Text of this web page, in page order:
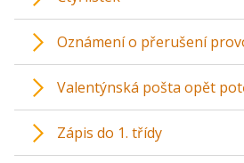
Oznámení o přerušení
Valentýnská pošta opět
Zápis do 1. třídy